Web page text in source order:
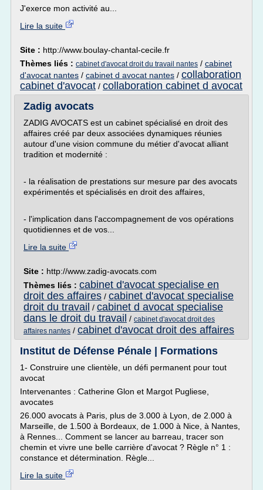
J'exerce mon activité au...
Lire la suite
Site : http://www.boulay-chantal-cecile.fr
Thèmes liés : cabinet d'avocat droit du travail nantes / cabinet
d'avocat nantes / cabinet d avocat nantes / collaboration
cabinet d'avocat / collaboration cabinet d avocat
Zadig avocats
ZADIG AVOCATS est un cabinet spécialisé en droit des
affaires créé par deux associées dynamiques réunies
autour d'une vision commune du métier d'avocat alliant
tradition et modernité :
- la réalisation de prestations sur mesure par des avocats
expérimentés et spécialisés en droit des affaires,
- l'implication dans l'accompagnement de vos opérations
quotidiennes et de vos...
Lire la suite
Site : http://www.zadig-avocats.com
Thèmes liés : cabinet d'avocat specialise en
droit des affaires / cabinet d'avocat specialise
droit du travail / cabinet d avocat specialise
dans le droit du travail / cabinet d'avocat droit des
affaires nantes / cabinet d'avocat droit des affaires
Institut de Défense Pénale | Formations
1- Construire une clientèle, un défi permanent pour tout
avocat
Intervenantes : Catherine Glon et Margot Pugliese,
avocates
26.000 avocats à Paris, plus de 3.000 à Lyon, de 2.000 à
Marseille, de 1.500 à Bordeaux, de 1.000 à Nice, à Nantes,
à Rennes... Comment se lancer au barreau, tracer son
chemin et vivre une belle carrière d'avocat ? Règle n° 1 :
constance et détermination. Règle...
Lire la suite